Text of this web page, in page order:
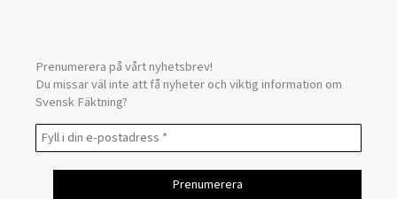
Prenumerera på vårt nyhetsbrev!
Du missar väl inte att få nyheter och viktig information om
Svensk Fäktning?